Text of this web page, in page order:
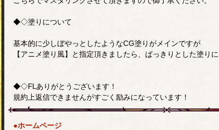
◆◇塗りについて
基本的に少しぼやっとしたようなCG塗りがメインですが
【アニメ塗り風】と指定頂きましたら、ぱっきりとした塗り
◆◇FLありがとうございます！
規約上返信できませんがすごく励みになっています！
●ホームページ